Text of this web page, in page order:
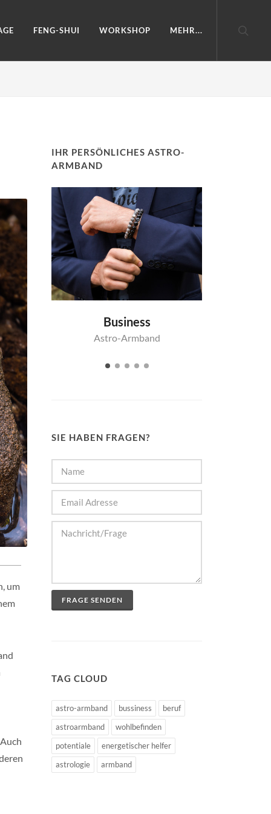
FENG-SHUI WORKSHOP MEHR...
um
IHR PERSÖNLICHES ASTRO-
ARMBAND
Männer
Astro-Armband
SIE HABEN FRAGEN?
FRAGE SENDEN
TAG CLOUD
astro-armband bussiness
beruf
astroarmband
wohlbefinden
potentiale
energetischer helfer
astrologie
armband